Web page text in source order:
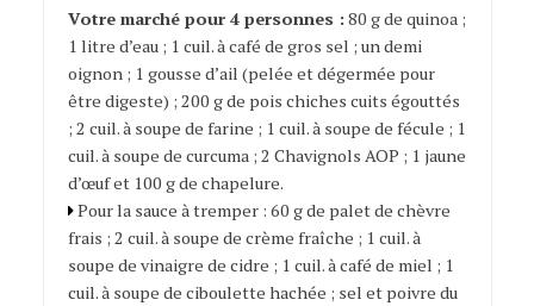
Votre marché pour 4 personnes : 80 g de quinoa ;
1 litre d’eau ; 1 cuil. à café de gros sel ; un demi
oignon ; 1 gousse d’ail (pelée et dégermée pour
être digeste) ; 200 g de pois chiches cuits égouttés
; 2 cuil. à soupe de farine ; 1 cuil. à soupe de fécule ; 1
cuil. à soupe de curcuma ; 2 Chavignols AOP ; 1 jaune
d’œuf et 100 g de chapelure.
Pour la sauce à tremper : 60 g de palet de chèvre
frais ; 2 cuil. à soupe de crème fraîche ; 1 cuil. à
soupe de vinaigre de cidre ; 1 cuil. à café de miel ; 1
cuil. à soupe de ciboulette hachée ; sel et poivre du